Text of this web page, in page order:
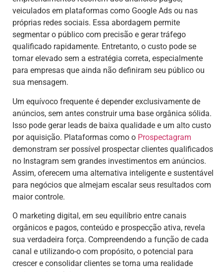
veiculados em plataformas como Google Ads ou nas
próprias redes sociais. Essa abordagem permite
segmentar o público com precisão e gerar tráfego
qualificado rapidamente. Entretanto, o custo pode se
tornar elevado sem a estratégia correta, especialmente
para empresas que ainda não definiram seu público ou
sua mensagem.
Um equívoco frequente é depender exclusivamente de
anúncios, sem antes construir uma base orgânica sólida.
Isso pode gerar leads de baixa qualidade e um alto custo
por aquisição. Plataformas como o Prospectagram
demonstram ser possível prospectar clientes qualificados
no Instagram sem grandes investimentos em anúncios.
Assim, oferecem uma alternativa inteligente e sustentável
para negócios que almejam escalar seus resultados com
maior controle.
O marketing digital, em seu equilíbrio entre canais
orgânicos e pagos, conteúdo e prospecção ativa, revela
sua verdadeira força. Compreendendo a função de cada
canal e utilizando-o com propósito, o potencial para
crescer e consolidar clientes se torna uma realidade